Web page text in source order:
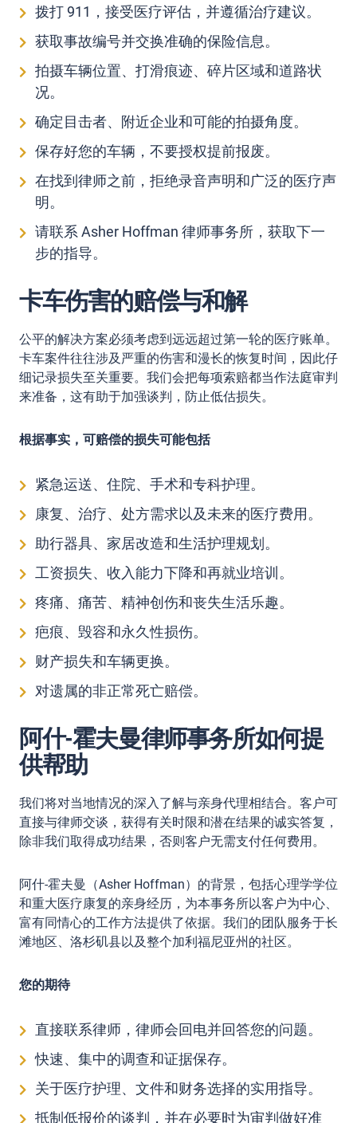
拨打 911，接受医疗评估，并遵循治疗建议。
获取事故编号并交换准确的保险信息。
拍摄车辆位置、打滑痕迹、碎片区域和道路状
况。
确定目击者、附近企业和可能的拍摄角度。
保存好您的车辆，不要授权提前报废。
在找到律师之前，拒绝录音声明和广泛的医疗声
明。
请联系 Asher Hoffman 律师事务所 ，获取下一
步的指导。
卡车伤害的赔偿与和解
公平的解决方案必须考虑到远远超过第一轮的医疗账单。
卡车案件往往涉及严重的伤害和漫长的恢复时间，因此仔
细记录损失至关重要。我们会把每项索赔都当作法庭审判
来准备，这有助于加强谈判，防止低估损失。
根据事实，可赔偿的损失可能包括
紧急运送、住院、手术和专科护理。
康复、治疗、处方需求以及未来的医疗费用。
助行器具、家居改造和生活护理规划。
工资损失、收入能力下降和再就业培训。
疼痛、痛苦、精神创伤和丧失生活乐趣。
疤痕、毁容和永久性损伤。
财产损失和车辆更换。
对遗属的非正常死亡赔偿。
阿什-霍夫曼律师事务所如何提
供帮助
我们将对当地情况的深入了解与亲身代理相结合。客户可
直接与律师交谈，获得有关时限和潜在结果的诚实答复，
除非我们取得成功结果，否则客户无需支付任何费用。
阿什-霍夫曼（Asher Hoffman）的背景，包括心理学学位
和重大医疗康复的亲身经历，为本事务所以客户为中心、
富有同情心的工作方法提供了依据。我们的团队服务于长
滩地区、洛杉矶县以及整个加利福尼亚州的社区。
您的期待
直接联系律师，律师会回电并回答您的问题。
快速、集中的调查和证据保存。
关于医疗护理、文件和财务选择的实用指导。
抵制低报价的谈判，并在必要时为审判做好准